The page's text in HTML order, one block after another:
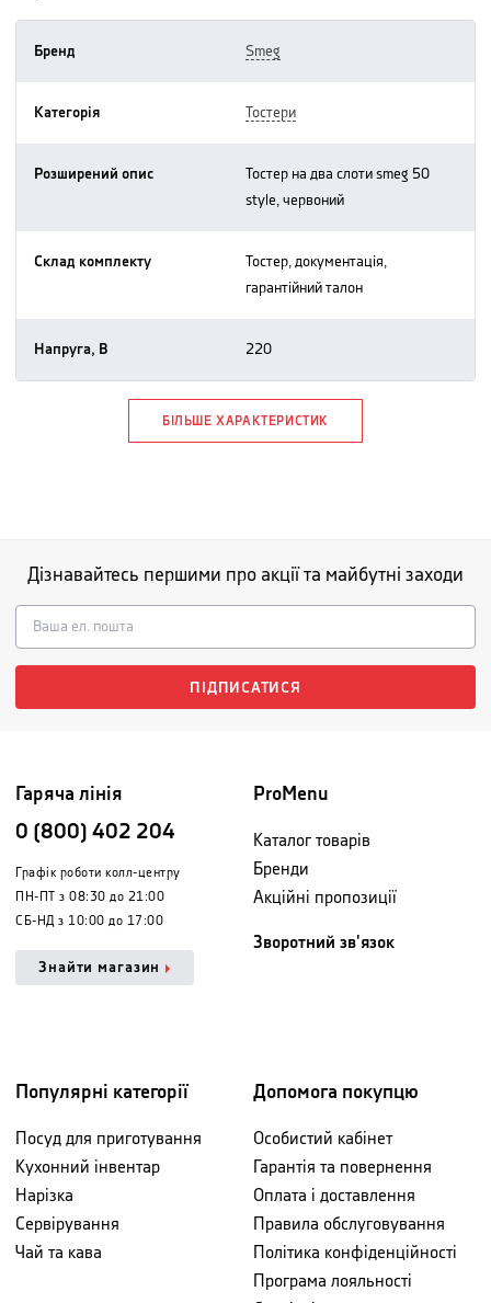
Бренд smeg
Категорія тостери
Розширений опис
style, червоний
Склад комплекту
гарантійний талон
Напруга, В 220
БІЛЬШЕ ХАРАКТЕРИСТИК
Дізнавайтесь першими про акції та майбутні заходи
ПІДПИСАТИСЯ
Гаряча лінія
0 (800) 402 204
Графік роботи колл-центру
ПН-ПТ з 08:30 до 21:00
СБ-НД з 10:00 до 17:00
Знайти магазин
ProMenu
Каталог товарів
Бренди
Акційні пропозиції
Зворотний зв'язок
Популярні категорії
Посуд для приготування
Кухонний інвентар
Нарізка
Сервірування
Чай та кава
Допомога покупцю
Особистий кабінет
Гарантія та повернення
Оплата і доставлення
Правила обслуговування
Політика конфіденційності
Програма лояльності